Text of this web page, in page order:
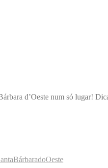
d’Oeste num só lugar!